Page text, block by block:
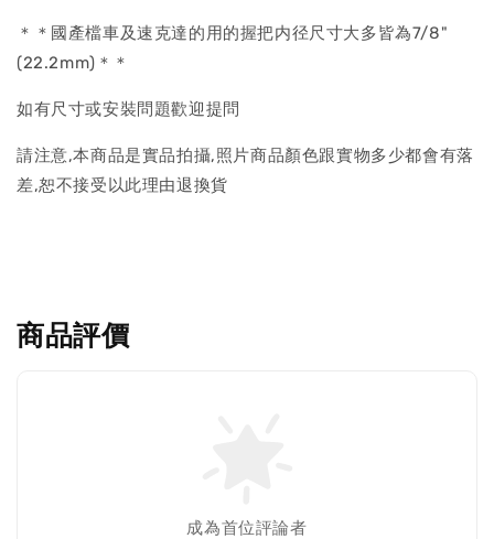
＊＊國產檔車及速克達的用的握把内径尺寸大多皆為7/8"
(22.2mm)＊＊
如有尺寸或安裝問題歡迎提問
請注意,本商品是實品拍攝,照片商品顏色跟實物多少都會有落
差,恕不接受以此理由退換貨
商品評價
成為首位評論者